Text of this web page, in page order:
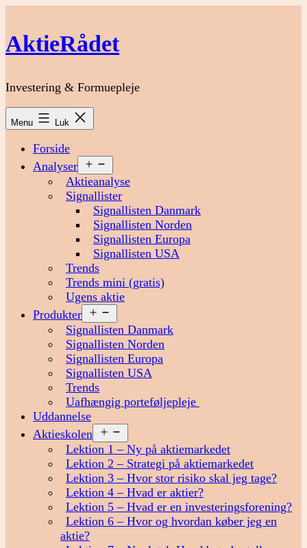
indhold
AktieRådet
Investering & Formuepleje
Menu Luk
Forside
Analyser
menu
Aktieanalyse
Signallister
Signallisten Danmark
Signallisten Norden
Signallisten Europa
Signallisten USA
Trends
Trends mini (gratis)
Ugens aktie
Produkter
menu
Signallisten Danmark
Signallisten Norden
Signallisten Europa
Signallisten USA
Trends
Uafhængig porteføljepleje
Uddannelse
Aktieskolen
menu
Lektion 1 – Ny på aktiemarkedet
Lektion 2 – Strategi på aktiemarkedet
Lektion 3 – Hvor stor risiko skal jeg tage?
Lektion 4 – Hvad er aktier?
Lektion 5 – Hvad er en investeringsforening?
Lektion 6 – Hvor og hvordan køber jeg en
aktie?